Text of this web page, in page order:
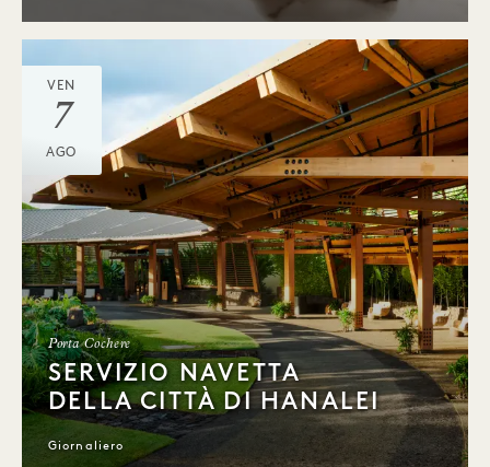
VEN
7
AGO
Porta Cochere
SERVIZIO NAVETTA
DELLA CITTÀ DI HANALEI
Giornaliero